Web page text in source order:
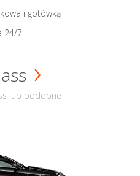
i gotówką
24/7
lub podobne